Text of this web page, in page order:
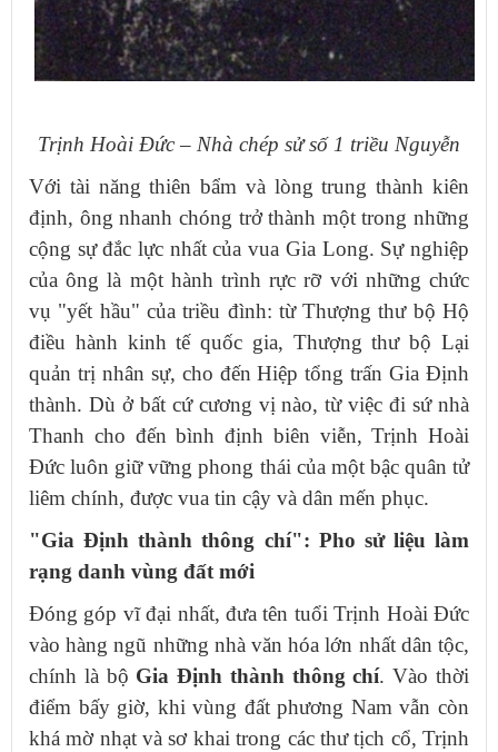
Trịnh Hoài Đức – Nhà chép sử số 1 triều Nguyễn
Với tài năng thiên bẩm và lòng trung thành kiên
định, ông nhanh chóng trở thành một trong những
cộng sự đắc lực nhất của vua Gia Long. Sự nghiệp
của ông là một hành trình rực rỡ với những chức
vụ "yết hầu" của triều đình: từ Thượng thư bộ Hộ
điều hành kinh tế quốc gia, Thượng thư bộ Lại
quản trị nhân sự, cho đến Hiệp tổng trấn Gia Định
thành. Dù ở bất cứ cương vị nào, từ việc đi sứ nhà
Thanh cho đến bình định biên viễn, Trịnh Hoài
Đức luôn giữ vững phong thái của một bậc quân tử
liêm chính, được vua tin cậy và dân mến phục.
"Gia Định thành thông chí": Pho sử liệu làm
rạng danh vùng đất mới
Đóng góp vĩ đại nhất, đưa tên tuổi Trịnh Hoài Đức
vào hàng ngũ những nhà văn hóa lớn nhất dân tộc,
chính là bộ Gia Định thành thông chí. Vào thời
điểm bấy giờ, khi vùng đất phương Nam vẫn còn
khá mờ nhạt và sơ khai trong các thư tịch cổ, Trịnh